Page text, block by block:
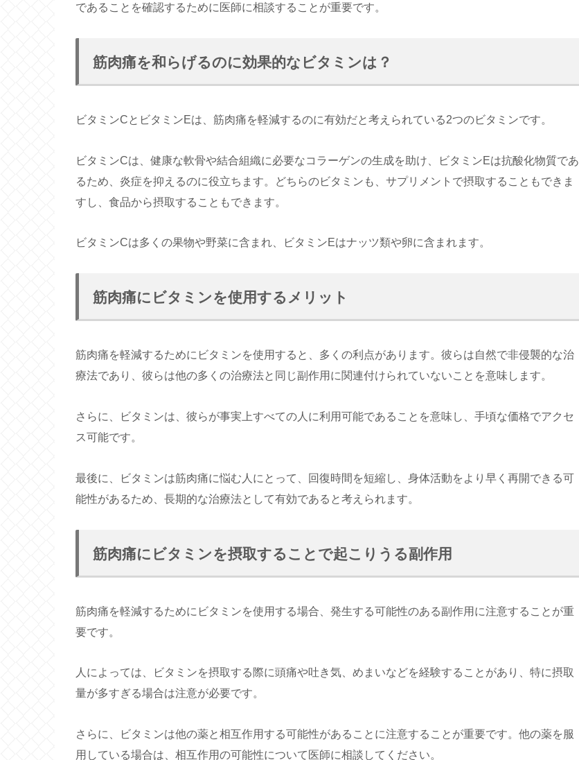
であることを確認するために医師に相談することが重要です。
筋肉痛を和らげるのに効果的なビタミンは？
ビタミンCとビタミンEは、筋肉痛を軽減するのに有効だと考えられている2つのビタミンです。
ビタミンCは、健康な軟骨や結合組織に必要なコラーゲンの生成を助け、ビタミンEは抗酸化物質であ
るため、炎症を抑えるのに役立ちます。どちらのビタミンも、サプリメントで摂取することもできま
すし、食品から摂取することもできます。
ビタミンCは多くの果物や野菜に含まれ、ビタミンEはナッツ類や卵に含まれます。
筋肉痛にビタミンを使用するメリット
筋肉痛を軽減するためにビタミンを使用すると、多くの利点があります。彼らは自然で非侵襲的な治
療法であり、彼らは他の多くの治療法と同じ副作用に関連付けられていないことを意味します。
さらに、ビタミンは、彼らが事実上すべての人に利用可能であることを意味し、手頃な価格でアクセ
ス可能です。
最後に、ビタミンは筋肉痛に悩む人にとって、回復時間を短縮し、身体活動をより早く再開できる可
能性があるため、長期的な治療法として有効であると考えられます。
筋肉痛にビタミンを摂取することで起こりうる副作用
筋肉痛を軽減するためにビタミンを使用する場合、発生する可能性のある副作用に注意することが重
要です。
人によっては、ビタミンを摂取する際に頭痛や吐き気、めまいなどを経験することがあり、特に摂取
量が多すぎる場合は注意が必要です。
さらに、ビタミンは他の薬と相互作用する可能性があることに注意することが重要です。他の薬を服
用している場合は、相互作用の可能性について医師に相談してください。